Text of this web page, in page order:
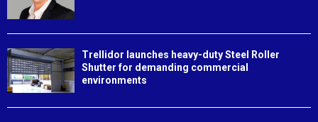
Trellidor launches heavy-duty Steel Roller
Shutter for demanding commercial
environments